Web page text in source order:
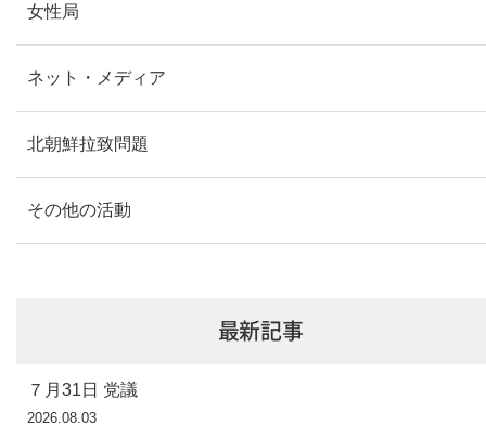
女性局
ネット・メディア
北朝鮮拉致問題
その他の活動
最新記事
７月31日 党議
2026.08.03